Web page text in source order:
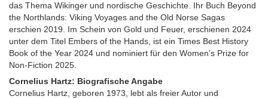
das Thema Wikinger und nordische Geschichte. Ihr Buch Beyond
the Northlands: Viking Voyages and the Old Norse Sagas
erschien 2019. Im Schein von Gold und Feuer, erschienen 2024
unter dem Titel Embers of the Hands, ist ein Times Best History
Book of the Year 2024 und nominiert für den Women’s Prize for
Non-Fiction 2025.
Cornelius Hartz: Biografische Angabe
Cornelius Hartz, geboren 1973, lebt als freier Autor und